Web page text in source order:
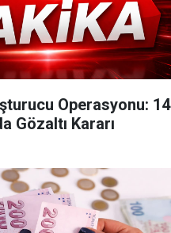
Operasyonu: 14
Gözaltı Kararı